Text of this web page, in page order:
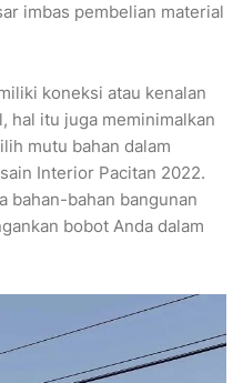
imbas pembelian material
koneksi atau kenalan
hal itu juga meminimalkan
mutu bahan dalam
Interior Pacitan 2022.
bahan-bahan bangunan
bobot Anda dalam